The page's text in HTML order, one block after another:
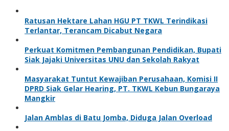
Ratusan Hektare Lahan HGU PT TKWL Terindikasi
Terlantar, Terancam Dicabut Negara
Perkuat Komitmen Pembangunan Pendidikan, Bupati
Siak Jajaki Universitas UNU dan Sekolah Rakyat
Masyarakat Tuntut Kewajiban Perusahaan, Komisi II
DPRD Siak Gelar Hearing, PT. TKWL Kebun Bungaraya
Mangkir
Jalan Amblas di Batu Jomba, Diduga Jalan Overload